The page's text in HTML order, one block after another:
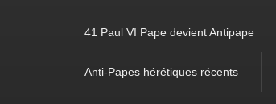
41 Paul VI Pape devient Antipape
Anti-Papes hérétiques récents